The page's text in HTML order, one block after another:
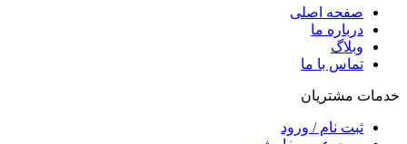
صفحه اصلی
درباره ما
وبلاگ
تماس با ما
خدمات مشتریان
ثبت نام / ورود